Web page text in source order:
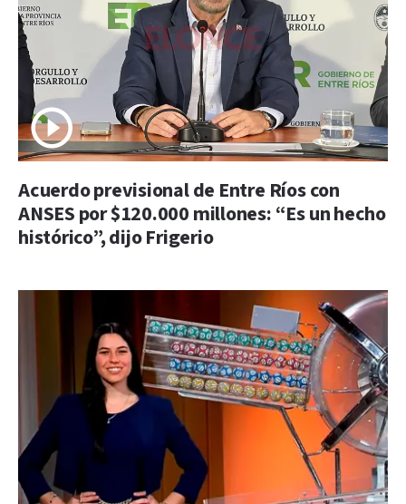
Acuerdo previsional de Entre Ríos con
ANSES por $120.000 millones: “Es un hecho
histórico”, dijo Frigerio